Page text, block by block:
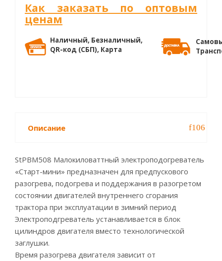
Как заказать по оптовым
ценам
Наличный, Безналичный,
QR-код (СБП), Карта
Описание
StPBM508 Малокиловаттный электроподогреватель
«Старт-мини» предназначен для предпускового
разогрева, подогрева и поддержания в разогретом
состоянии двигателей внутреннего сгорания
трактора при эксплуатации в зимний период
Электроподгреватель устанавливается в блок
цилиндров двигателя вместо технологической
заглушки.
Время разогрева двигателя зависит от